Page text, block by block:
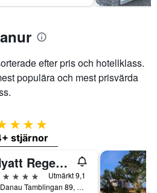
efter pris och hotellklass.
populära och mest prisvärda
4 stjärnor
stjärnor
Hyatt Regency Bali
Utmärkt 9,1
Jl Danau Tamblingan 89, Denpasar, Indonesien